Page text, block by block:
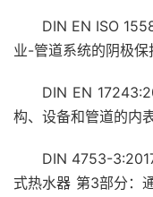
DIN EN ISO
业-管道系统的阴极
DIN EN
构、设备和管道的内
DIN 4753-
式热水器 第3部分：